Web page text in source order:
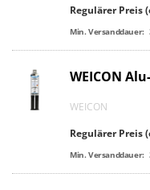
Regulärer Preis
Min. Versanddauer:
WEICON
WEICON
Regulärer Preis
Min. Versanddauer: